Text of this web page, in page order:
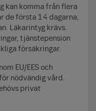
kan komma från flera
de första 14 dagarna,
Läkarintyg krävs.
tjänstepension
försäkringar.
EU/EES och
nödvändig vård.
privat